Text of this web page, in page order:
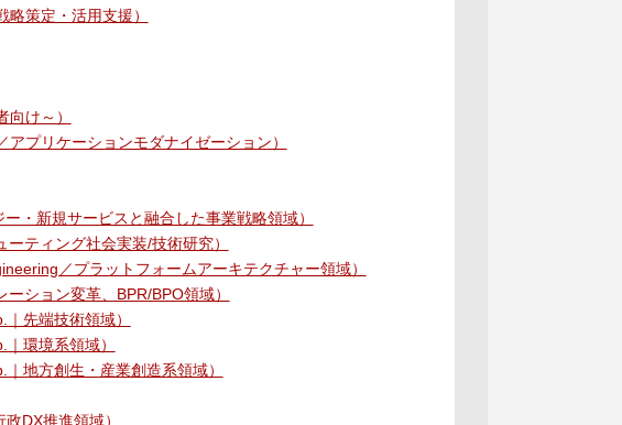
策定・活用支援）
け～）
プリケーションモダナイゼーション）
・新規サービスと融合した事業戦略領域）
ティング社会実装/技術研究）
／プラットフォームアーキテクチャー領域）
ション変革、BPR/BPO領域）
先端技術領域）
環境系領域）
地方創生・産業創造系領域）
DX推進領域）